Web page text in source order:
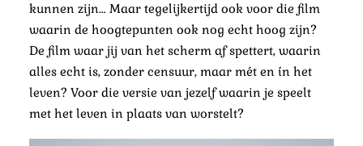
kunnen zijn… Maar tegelijkertijd ook voor die film
waarin de hoogtepunten ook nog echt hoog zijn?
De film waar jij van het scherm af spettert, waarin
alles echt is, zonder censuur, maar mét en ín het
leven? Voor die versie van jezelf waarin je speelt
met het leven in plaats van worstelt?